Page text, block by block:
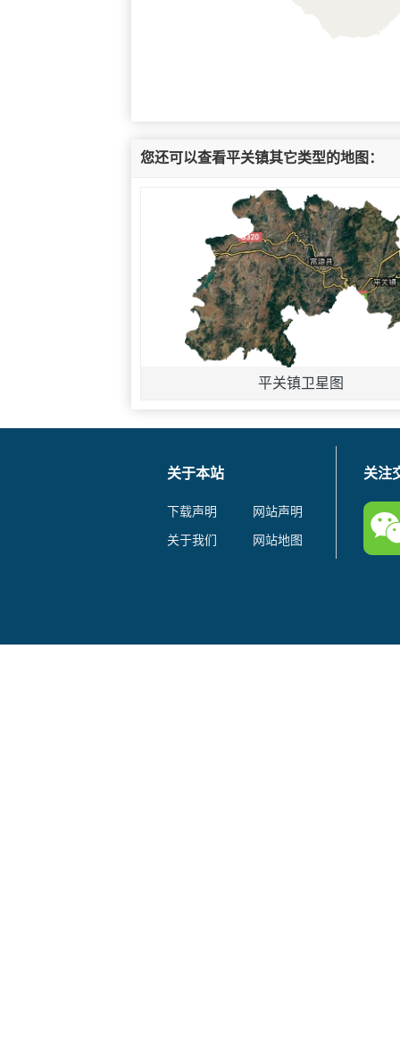
您还可以查看平关镇其它类型的地图：
平关镇卫星图
关于本站
下载声明
网站声明
关于我们
网站地图
关注